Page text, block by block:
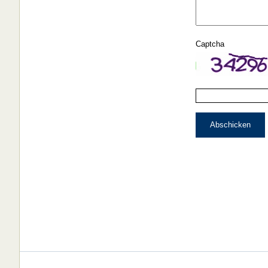
Captcha
Abschicken